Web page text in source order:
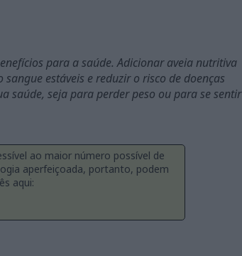
para a saúde. Adicionar aveia nutritiva
estáveis e reduzir o risco de doenças
saúde, seja para perder peso ou para se sentir
ao maior número possível de
aperfeiçoada, portanto, podem
aqui: